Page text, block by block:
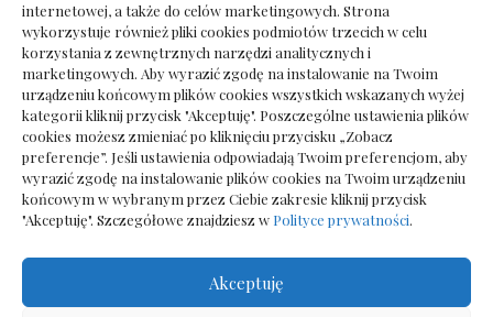
internetowej, a także do celów marketingowych. Strona
wykorzystuje również pliki cookies podmiotów trzecich w celu
korzystania z zewnętrznych narzędzi analitycznych i
marketingowych. Aby wyrazić zgodę na instalowanie na Twoim
urządzeniu końcowym plików cookies wszystkich wskazanych wyżej
kategorii kliknij przycisk "Akceptuję". Poszczególne ustawienia plików
cookies możesz zmieniać po kliknięciu przycisku „Zobacz
preferencje”. Jeśli ustawienia odpowiadają Twoim preferencjom, aby
wyrazić zgodę na instalowanie plików cookies na Twoim urządzeniu
końcowym w wybranym przez Ciebie zakresie kliknij przycisk
"Akceptuję". Szczegółowe znajdziesz w Polityce prywatności.
Akceptuję